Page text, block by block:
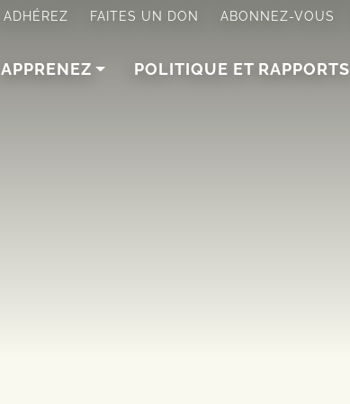
ADHÉREZ FAITES UN DON ABONNEZ-VOUS
APPRENEZ POLITIQUE ET RAPPORTS